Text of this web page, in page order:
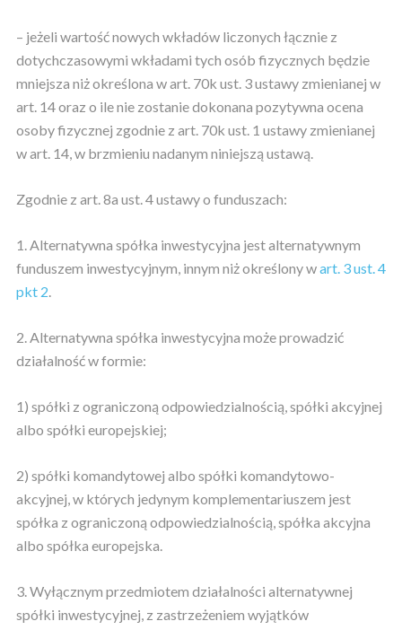
– jeżeli wartość nowych wkładów liczonych łącznie z
dotychczasowymi wkładami tych osób fizycznych będzie
mniejsza niż określona w art. 70k ust. 3 ustawy zmienianej w
art. 14 oraz o ile nie zostanie dokonana pozytywna ocena
osoby fizycznej zgodnie z art. 70k ust. 1 ustawy zmienianej
w art. 14, w brzmieniu nadanym niniejszą ustawą.
Zgodnie z art. 8a ust. 4 ustawy o funduszach:
1. Alternatywna spółka inwestycyjna jest alternatywnym
funduszem inwestycyjnym, innym niż określony wart. 3 ust. 4
pkt 2
2. Alternatywna spółka inwestycyjna może prowadzić
działalność w formie:
1) spółki z ograniczoną odpowiedzialnością, spółki akcyjnej
albo spółki europejskiej;
2) spółki komandytowej albo spółki komandytowo-
akcyjnej, w których jedynym komplementariuszem jest
spółka z ograniczoną odpowiedzialnością, spółka akcyjna
albo spółka europejska.
3. Wyłącznym przedmiotem działalności alternatywnej
spółki inwestycyjnej, z zastrzeżeniem wyjątków